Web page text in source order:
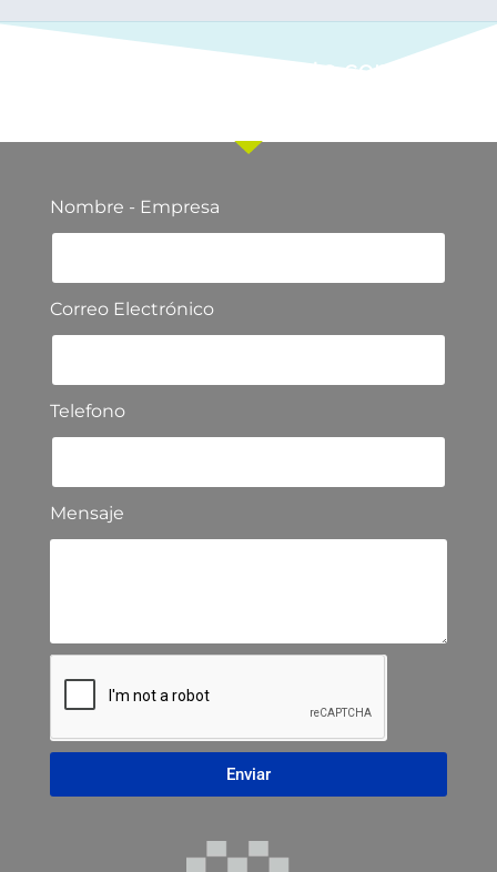
Ponte en contacto con
Nombre - Empresa
Correo Electrónico
Telefono
Mensaje
Enviar